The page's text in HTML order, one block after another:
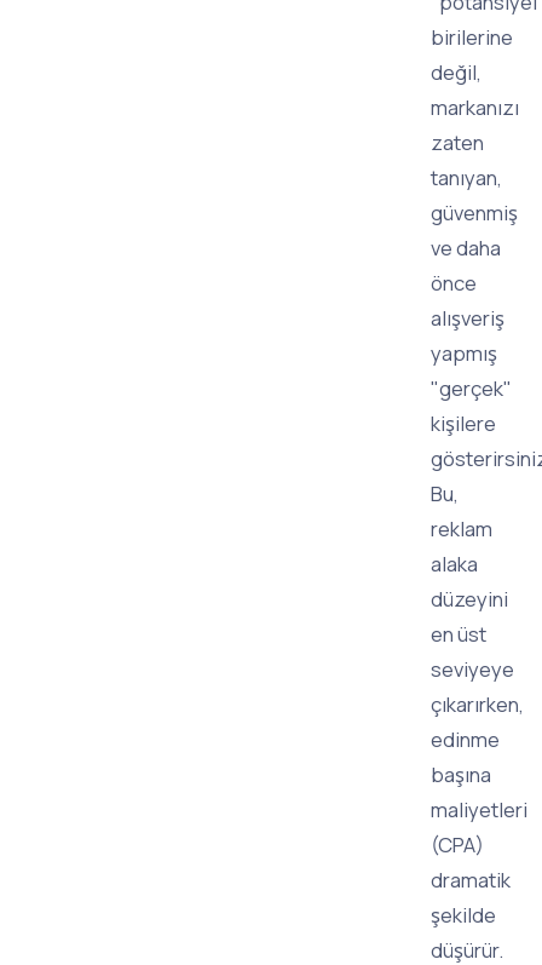
birilerine
değil,
markanızı
zaten
tanıyan,
güvenmiş
ve daha
önce
alışveriş
yapmış
"gerçek"
kişilere
Bu,
reklam
alaka
düzeyini
en üst
seviyeye
çıkarırken,
edinme
başına
maliyetleri
(CPA)
dramatik
şekilde
düşürür.